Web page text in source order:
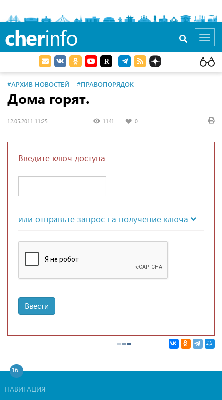
cherinfo
#АРХИВ НОВОСТЕЙ #ПРАВОПОРЯДОК
Дома горят.
12.05.2011 11:25 1141 0
Введите ключ доступа
или отправьте запрос на получение ключа
Ввести
16+
НАВИГАЦИЯ